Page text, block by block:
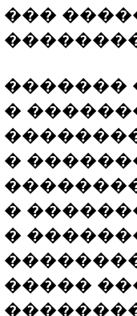
���
�������
�
�
�
�
�����